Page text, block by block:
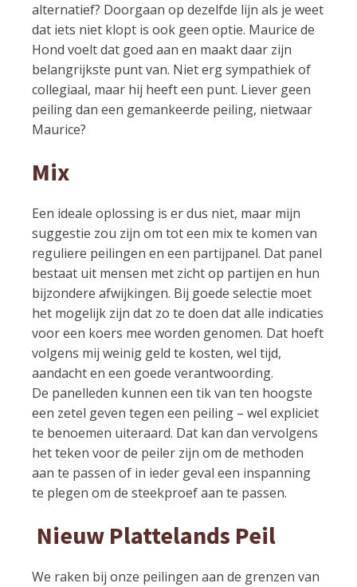
alternatief? Doorgaan op dezelfde lijn als je weet
dat iets niet klopt is ook geen optie. Maurice de
Hond voelt dat goed aan en maakt daar zijn
belangrijkste punt van. Niet erg sympathiek of
collegiaal, maar hij heeft een punt. Liever geen
peiling dan een gemankeerde peiling, nietwaar
Maurice?
Mix
Een ideale oplossing is er dus niet, maar mijn
suggestie zou zijn om tot een mix te komen van
reguliere peilingen en een partijpanel. Dat panel
bestaat uit mensen met zicht op partijen en hun
bijzondere afwijkingen. Bij goede selectie moet
het mogelijk zijn dat zo te doen dat alle indicaties
voor een koers mee worden genomen. Dat hoeft
volgens mij weinig geld te kosten, wel tijd,
aandacht en een goede verantwoording.
De panelleden kunnen een tik van ten hoogste
een zetel geven tegen een peiling – wel expliciet
te benoemen uiteraard. Dat kan dan vervolgens
het teken voor de peiler zijn om de methoden
aan te passen of in ieder geval een inspanning
te plegen om de steekproef aan te passen.
Nieuw Plattelands Peil
We raken bij onze peilingen aan de grenzen van